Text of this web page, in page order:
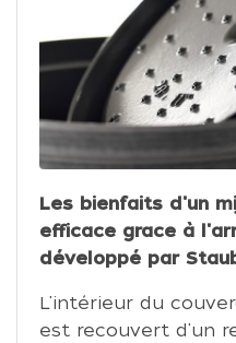
Les bienfaits d'un
efficace grace à
développé par
L'intérieur du
est recouvert d'un